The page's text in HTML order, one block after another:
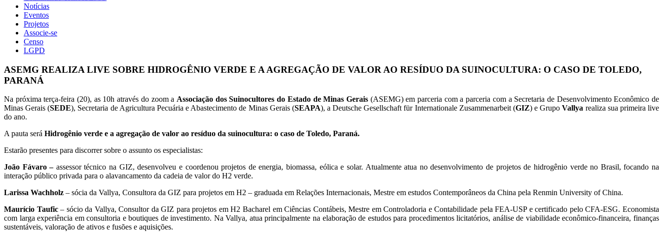
Notícias
Eventos
Projetos
Associe-se
Censo
LGPD
ASEMG REALIZA LIVE SOBRE HIDROGÊNIO VERDE E A AGREGAÇÃO DE VALOR AO RESÍDUO DA SUINOCULTURA: O CASO DE TOLEDO,
PARANÁ
Na próxima terça-feira (20), as 10h através do zoom a Associação dos Suinocultores do Estado de Minas Gerais(ASEMG) em parceria com a parceria com a Secretaria de Desenvolvimento Econômico de
Minas Gerais (SEDE), Secretaria de Agricultura Pecuária e Abastecimento de Minas Gerais (SEAPA), a Deutsche Gesellschaft für Internationale Zusammenarbeit (GIZ) e GrupoVallya realiza sua primeira live
do ano.
A pauta será Hidrogênio verde e a agregação de valor ao resíduo da suinocultura: o caso de Toledo, Paraná.
Estarão presentes para discorrer sobre o assunto os especialistas:
João Fávaro –assessor técnico na GIZ, desenvolveu e coordenou projetos de energia, biomassa, eólica e solar. Atualmente atua no desenvolvimento de projetos de hidrogênio verde no Brasil, focando na
interação público privada para o alavancamento da cadeia de valor do H2 verde.
Larissa Wachholz – sócia da Vallya, Consultora da GIZ para projetos em H2 – graduada em Relações Internacionais, Mestre em estudos Contemporâneos da China pela Renmin University of China.
Maurício Taufic– sócio da Vallya, Consultor da GIZ para projetos em H2 Bacharel em Ciências Contábeis, Mestre em Controladoria e Contabilidade pela FEA-USP e certificado pelo CFA-ESG. Economista
com larga experiência em consultoria e boutiques de investimento. Na Vallya, atua principalmente na elaboração de estudos para procedimentos licitatórios, análise de viabilidade econômico-financeira, finanças
sustentáveis, valoração de ativos e fusões e aquisições.